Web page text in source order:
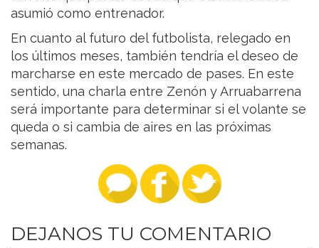
asumió como entrenador.
En cuanto al futuro del futbolista, relegado en
los últimos meses, también tendría el deseo de
marcharse en este mercado de pases. En este
sentido, una charla entre Zenón y Arruabarrena
será importante para determinar si el volante se
queda o si cambia de aires en las próximas
semanas.
DEJANOS TU COMENTARIO